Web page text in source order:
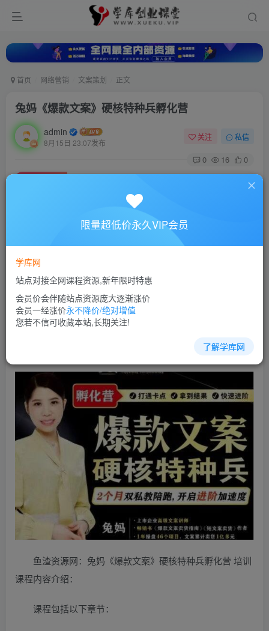
首页 网络营销 文案策划 正文
兔妈《爆款文案》硬核特种兵孵化营
admin
8月15日 23:07发布
关注 私信
0 16 0
兔妈《爆款文案》硬核特种兵孵化营
此内容为付费资源，请付费后查看
10
立即购买
您当前未登录！建议登陆后购买，可保存购买订单
付费资源
鱼渣资源网：兔妈《爆款文案》硬核特种兵孵化营 培训
课程内容介绍：
课程包括以下章节：
限量超低价永久VIP会员
学库网
站点对接全网课程资源,新年限时特惠
会员价会伴随站点资源庞大逐渐涨价
会员一经涨价永不降价/绝对增值
您若不信可收藏本站,长期关注!
了解学库网